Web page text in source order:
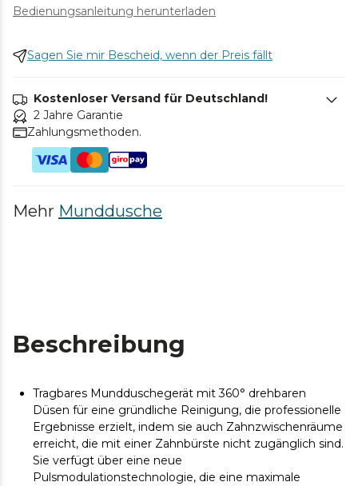
Bedienungsanleitung herunterladen
Sagen Sie mir Bescheid, wenn der Preis fällt
Kostenloser Versand für Deutschland!
2 Jahre Garantie
Zahlungsmethoden.
Mehr Munddusche
Beschreibung
Tragbares Mundduschegerät mit 360° drehbaren
Düsen für eine gründliche Reinigung, die professionelle
Ergebnisse erzielt, indem sie auch Zahnzwischenräume
erreicht, die mit einer Zahnbürste nicht zugänglich sind.
Sie verfügt über eine neue
Pulsmodulationstechnologie, die eine maximale